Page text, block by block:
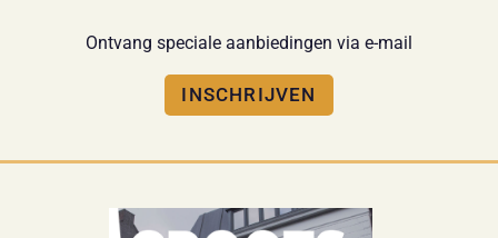
Ontvang speciale aanbiedingen via e-mail
INSCHRIJVEN